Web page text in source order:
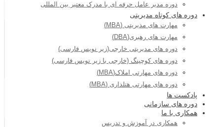
دوره مدیر عامل حرفه ای با مدرک معتبر بین المللی
دوره های کوتاه مدیریتی
مهارت های مدیریتی (MBA)
مهارت های رهبری(DBA)
دوره های مدیریتی خارجی(زیر نویس فارسی)
دوره های کوچینگ (خارجی با زیر نویس فارسی)
دوره های مهارتی املاک(MBA)
دوره های مهارتی هتلداری (MBA)
پادکست ها
دوره های سازمانی
همکاری با ما
همکاری در آموزش و تدریس